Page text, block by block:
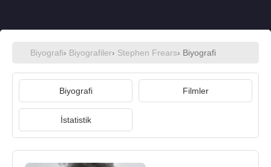
Biyografi› Biyografiler› Stephen Frears› Biyografi
Biyografi Filmler
İstatistik